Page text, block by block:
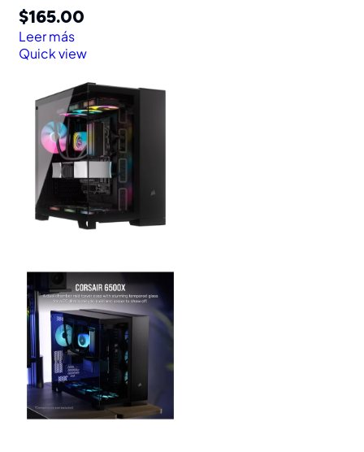
$165.00
Leer más
Quick view